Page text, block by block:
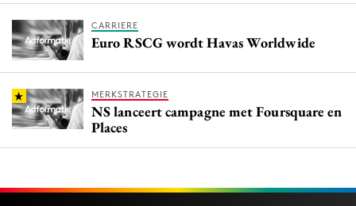
CARRIERE
Euro RSCG wordt Havas Worldwide
MERKSTRATEGIE
NS lanceert campagne met Foursquare en
Places